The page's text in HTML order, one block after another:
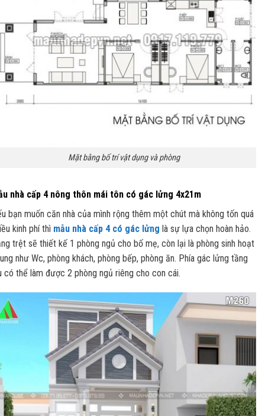
Mặt bằng bố trí vật dụng và phòng
nhà cấp 4 nông thôn mái tôn có gác lửng 4x21m
bạn muốn căn nhà của mình rộng thêm một chút mà không tốn quá
kinh phí thì mẫu nhà cấp 4 có gác lửng là sự lựa chọn hoàn hảo.
trệt sẽ thiết kế 1 phòng ngủ cho bố mẹ, còn lại là phòng sinh hoạt
như Wc, phòng khách, phòng bếp, phòng ăn. Phía gác lửng tầng
có thể làm được 2 phòng ngủ riêng cho con cái.